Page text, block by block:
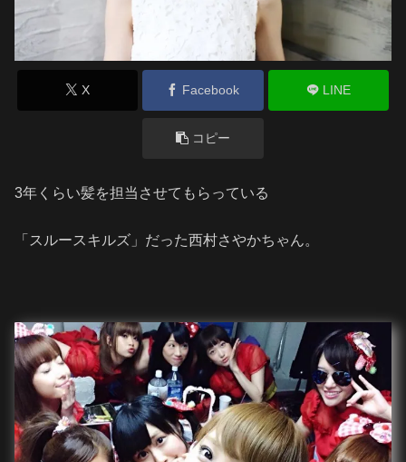
X Facebook LINE
コピー
3年くらい髪を担当させてもらっている
「スルースキルズ」だった西村さやかちゃん。